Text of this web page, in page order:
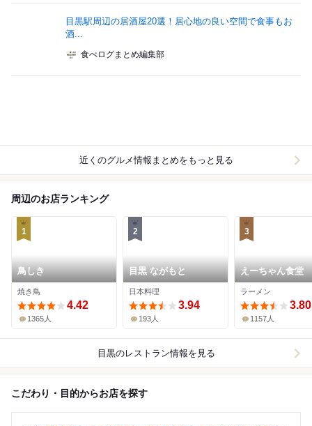
目黒駅周辺の居酒屋20選！居心地の良い空間で食事もお
酒...
食べログまとめ編集部
近くのグルメ情報まとめをもっと見る
周辺のお店ランキング
1
鳥しき
焼き鳥
4.42
1365人
2
目黒 ながもと
日本料理
3.94
193人
3
えーちゃん食堂
ラーメン
3.80
1157人
目黒のレストラン情報を見る
こだわり・目的からお店を探す